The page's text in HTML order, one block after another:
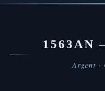
1563AN
Argent